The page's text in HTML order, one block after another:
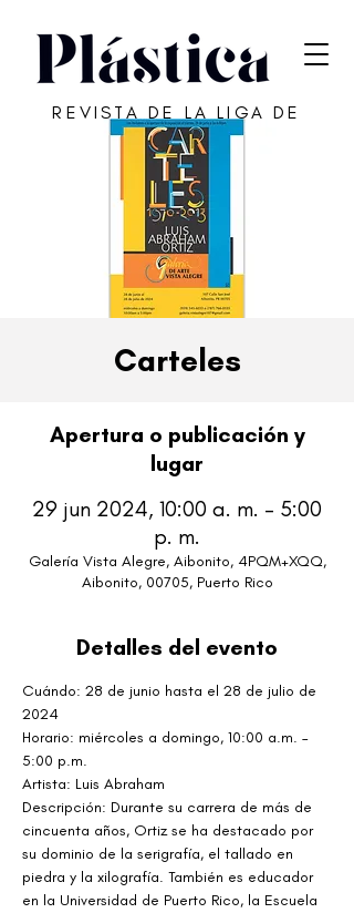
REVISTA DE LA LIGA DE
ARTE DE SAN JUAN
Carteles
Apertura o publicación y
lugar
29 jun 2024, 10:00 a. m. – 5:00
p. m.
Galería Vista Alegre, Aibonito, 4PQM+XQQ,
Aibonito, 00705, Puerto Rico
Detalles del evento
Cuándo: 28 de junio hasta el 28 de julio de
2024
Horario: miércoles a domingo, 10:00 a.m. –
5:00 p.m.
Artista: Luis Abraham
Descripción: Durante su carrera de más de
cincuenta años, Ortiz se ha destacado por
su dominio de la serigrafía, el tallado en
piedra y la xilografía. También es educador
en la Universidad de Puerto Rico, la Escuela